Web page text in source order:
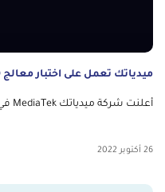
ميدياتك تعمل على اختبار معالج DIMENSITY 9200 على ANTUTU
أعلنت شركة ميدياتك MediaTek في هذا التوقيت تقريبًا من العام الماضي ...
26 أكتوبر 2022